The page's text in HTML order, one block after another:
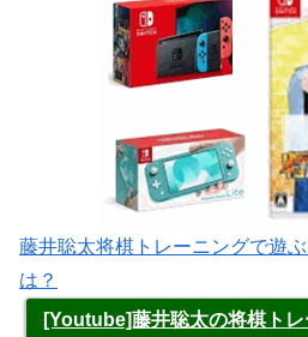
藤井聡太将棋トレーニングで遊
は？
[Youtube]藤井聡太の将棋ト